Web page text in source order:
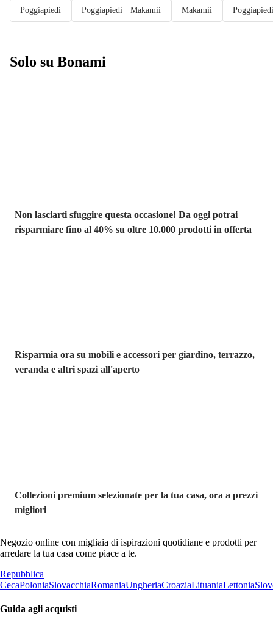
Poggiapiedi Poggiapiedi · Makamii Makamii
Solo su Bonami
Non lasciarti sfuggire questa occasione! Da oggi potrai
risparmiare fino al 40% su oltre 10.000 prodotti in offerta
Risparmia ora su mobili e accessori per giardino, terrazzo,
veranda e altri spazi all'aperto
Collezioni premium selezionate per la tua casa, ora a prezzi
migliori
Negozio online con migliaia di ispirazioni quotidiane e prodotti per
arredare la tua casa come piace a te.
Repubblica
CecaPoloniaSlovacchiaRomaniaUngheriaCroaziaLituaniaLettonia
Guida agli acquisti